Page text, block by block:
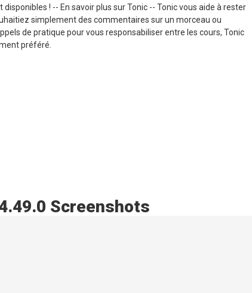
! -- En savoir plus sur Tonic -- Tonic vous aide à rester
simplement des commentaires sur un morceau ou
de pratique pour vous responsabiliser entre les cours, Tonic
préféré.
Screenshots